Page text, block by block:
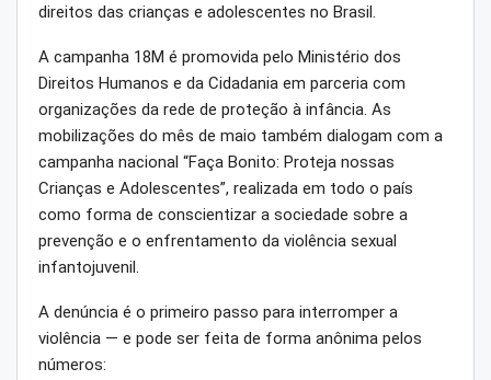
direitos das crianças e adolescentes no Brasil.
A campanha 18M é promovida pelo Ministério dos
Direitos Humanos e da Cidadania em parceria com
organizações da rede de proteção à infância. As
mobilizações do mês de maio também dialogam com a
campanha nacional “Faça Bonito: Proteja nossas
Crianças e Adolescentes”, realizada em todo o país
como forma de conscientizar a sociedade sobre a
prevenção e o enfrentamento da violência sexual
infantojuvenil.
A denúncia é o primeiro passo para interromper a
violência — e pode ser feita de forma anônima pelos
números: